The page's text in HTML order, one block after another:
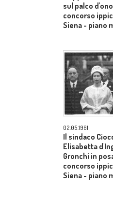
sul palco
concorso
Siena - piano
02.05.1961
Il sindaco
Elisabetta
Gronchi in
concorso
Siena - piano